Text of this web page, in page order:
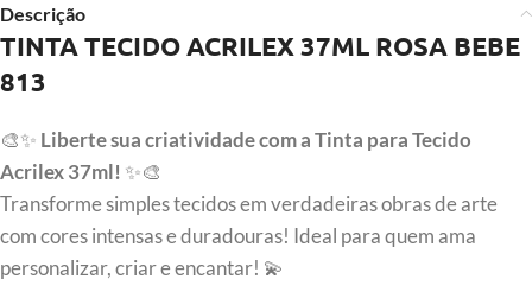
Descrição
TINTA TECIDO ACRILEX 37ML ROSA BEBE
813
🎨✨ Liberte sua criatividade com a Tinta para Tecido
Acrilex 37ml! ✨🎨
Transforme simples tecidos em verdadeiras obras de arte
com cores intensas e duradouras! Ideal para quem ama
personalizar, criar e encantar! 💫